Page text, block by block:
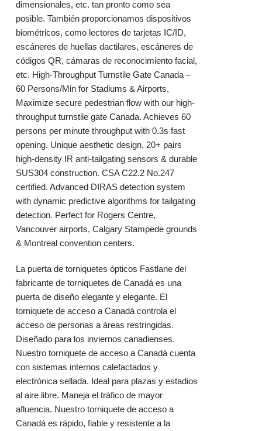
dimensionales, etc. tan pronto como sea
posible. También proporcionamos dispositivos
biométricos, como lectores de tarjetas IC/ID,
escáneres de huellas dactilares, escáneres de
códigos QR, cámaras de reconocimiento facial,
etc. High-Throughput Turnstile Gate Canada –
60 Persons/Min for Stadiums & Airports,
Maximize secure pedestrian flow with our high-
throughput turnstile gate Canada. Achieves 60
persons per minute throughput with 0.3s fast
opening. Unique aesthetic design, 20+ pairs
high-density IR anti-tailgating sensors & durable
SUS304 construction. CSA C22.2 No.247
certified. Advanced DIRAS detection system
with dynamic predictive algorithms for tailgating
detection. Perfect for Rogers Centre,
Vancouver airports, Calgary Stampede grounds
& Montreal convention centers.
La puerta de torniquetes ópticos Fastlane del
fabricante de torniquetes de Canadá es una
puerta de diseño elegante y elegante. El
torniquete de acceso a Canadá controla el
acceso de personas a áreas restringidas.
Diseñado para los inviernos canadienses.
Nuestro torniquete de acceso a Canadá cuenta
con sistemas internos calefactados y
electrónica sellada. Ideal para plazas y estadios
al aire libre. Maneja el tráfico de mayor
afluencia. Nuestro torniquete de acceso a
Canadá es rápido, fiable y resistente a la